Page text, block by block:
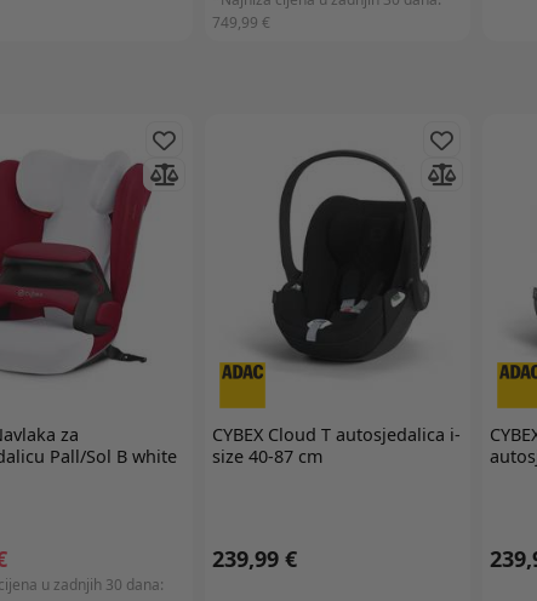
749,99 €
za
Pall/Sol B white
u zadnjih 30 dana:
CYBEX Cloud T autosjedalica i-
size 40-87 cm
239,99 €